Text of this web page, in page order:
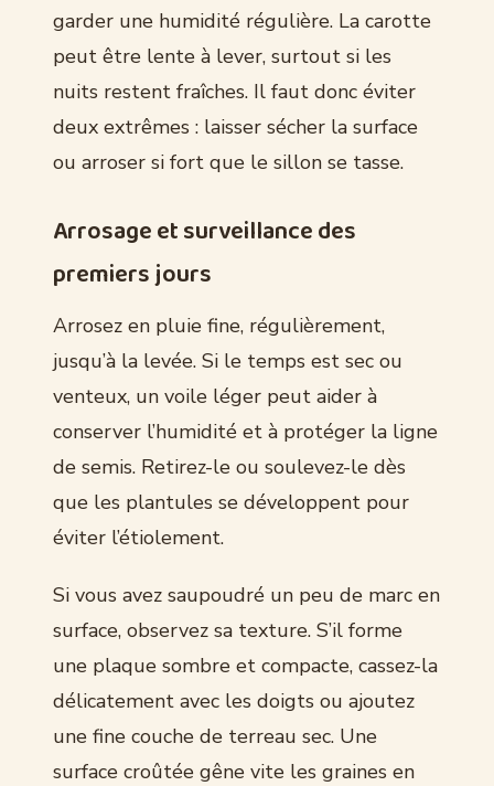
garder une humidité régulière. La carotte
peut être lente à lever, surtout si les
nuits restent fraîches. Il faut donc éviter
deux extrêmes : laisser sécher la surface
ou arroser si fort que le sillon se tasse.
Arrosage et surveillance des
premiers jours
Arrosez en pluie fine, régulièrement,
jusqu’à la levée. Si le temps est sec ou
venteux, un voile léger peut aider à
conserver l’humidité et à protéger la ligne
de semis. Retirez-le ou soulevez-le dès
que les plantules se développent pour
éviter l’étiolement.
Si vous avez saupoudré un peu de marc en
surface, observez sa texture. S’il forme
une plaque sombre et compacte, cassez-la
délicatement avec les doigts ou ajoutez
une fine couche de terreau sec. Une
surface croûtée gêne vite les graines en